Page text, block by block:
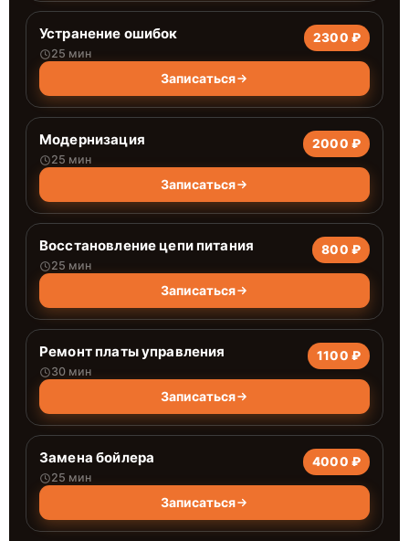
Устранение ошибок
25 мин
2300 ₽
Записаться
Модернизация
25 мин
2000 ₽
Записаться
Восстановление цепи питания
25 мин
800 ₽
Записаться
Ремонт платы управления
30 мин
1100 ₽
Записаться
Замена бойлера
25 мин
4000 ₽
Записаться